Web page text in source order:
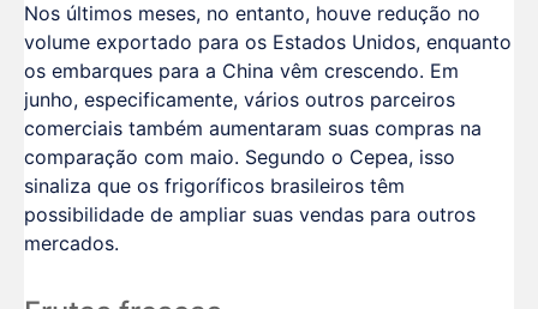
Nos últimos meses, no entanto, houve redução no
volume exportado para os Estados Unidos, enquanto
os embarques para a China vêm crescendo. Em
junho, especificamente, vários outros parceiros
comerciais também aumentaram suas compras na
comparação com maio. Segundo o Cepea, isso
sinaliza que os frigoríficos brasileiros têm
possibilidade de ampliar suas vendas para outros
mercados.